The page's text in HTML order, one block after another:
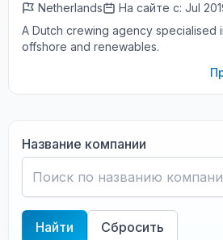
Название компании
Найти Сбросить
Netherlands На сайте с: Jul
A Dutch crewing agency specialised
offshore and renewables.